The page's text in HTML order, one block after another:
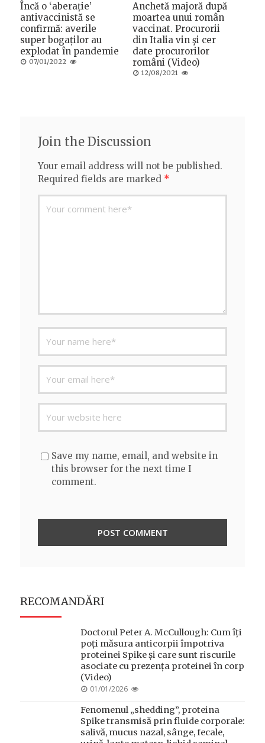
Încă o ‘aberație’
antivaccinistă se
confirmă: averile
super bogaților au
explodat în pandemie
Posted
07/01/2022
Anchetă majoră după
moartea unui român
vaccinat. Procurorii
din Italia vin şi cer
date procurorilor
români (Video)
Posted
12/08/2021
Join the Discussion
Your email address will not be published.
Required fields are marked *
Save my name, email, and website in
this browser for the next time I
comment.
RECOMANDĂRI
Doctorul Peter A. McCullough: Cum îți
poți măsura anticorpii împotriva
proteinei Spike și care sunt riscurile
asociate cu prezența proteinei în corp
(Video)
POSTED
01/01/2026
Fenomenul „shedding”, proteina
Spike transmisă prin fluide corporale:
salivă, mucus nazal, sânge, fecale,